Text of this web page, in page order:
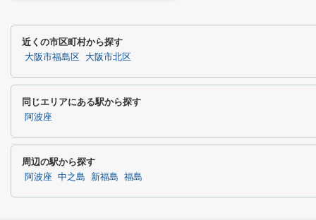
近くの市区町村から探す
大阪市福島区 大阪市北区
同じエリアにある駅から探す
阿波座
周辺の駅から探す
阿波座 中之島 新福島 福島